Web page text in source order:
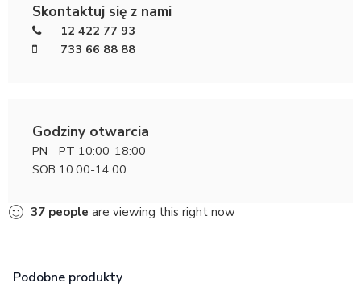
Skontaktuj się z nami
12 422 77 93
733 66 88 88
Godziny otwarcia
PN - PT 10:00-18:00
SOB 10:00-14:00
37 people are viewing this right now
Podobne produkty